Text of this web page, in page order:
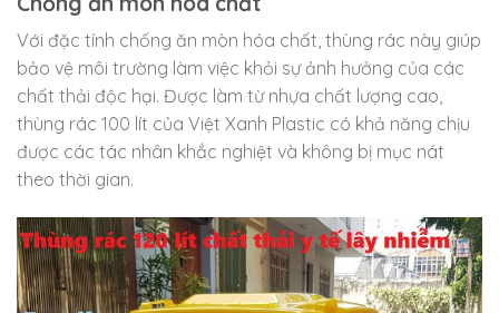
Với đặc tính chống ăn mòn hóa chất, thùng rác này giúp
bảo vệ môi trường làm việc khỏi sự ảnh hưởng của các
chất thải độc hại. Được làm từ nhựa chất lượng cao,
thùng rác 100 lít của Việt Xanh Plastic có khả năng chịu
được các tác nhân khắc nghiệt và không bị mục nát
theo thời gian.